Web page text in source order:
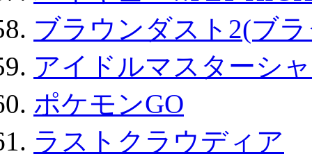
ブラウンダスト2(ブ
アイドルマスターシ
ポケモンGO
ラストクラウディア